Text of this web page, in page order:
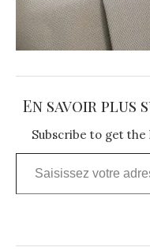
En savoir plus
Subscribe to get
Saisissez votre adresse e-mail…